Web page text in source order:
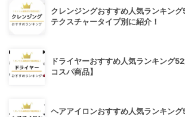
クレンジングおすすめ人気ランキン
テクスチャータイプ別に紹介！
ドライヤーおすすめ人気ランキング
コスパ商品】
ヘアアイロンおすすめ人気ランキン